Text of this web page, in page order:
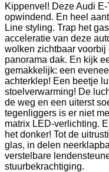
Kippenvel! Deze Audi
opwindend. En heel
Line styling. Trap het
acceleratie van deze
wolken zichtbaar
panorama dak. En kijk
gemakkelijk: een
achterklep! Een beetje
stoelverwarming! De
de weg en een uiterst
tegenliggers is er niet
matrix LED-verlichting.
het donker! Tot de
glas, in delen
verstelbare
stuurbekrachtiging.